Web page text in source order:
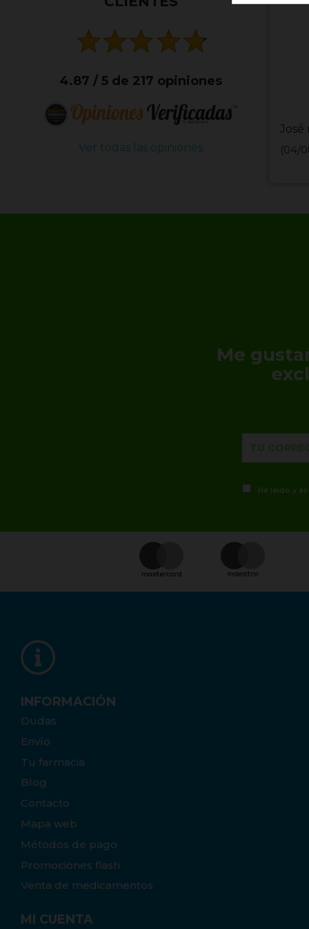
4.87 / 5 de 217 opiniones
Ver todas las opiniones
José
(04/
Me
He leído y
INFORMACIÓN
Dudas
Envío
Tu farmacia
Blog
Contacto
Mapa web
Métodos de pago
Promociones flash
Venta de medicamentos
MI CUENTA